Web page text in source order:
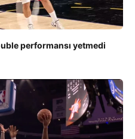
performansı yetmedi